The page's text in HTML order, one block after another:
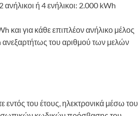
ανήλικοι ή 4 ενήλικοι: 2.000 kWh
και για κάθε επιπλέον ανήλικο μέλος
του αριθμού των μελών
εντός του έτους, ηλεκτρονικά μέσω του